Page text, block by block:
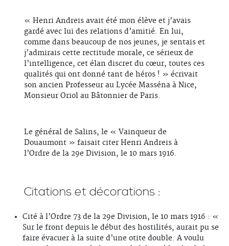
« Henri Andreis avait été mon élève et j’avais
gardé avec lui des relations d’amitié. En lui,
comme dans beaucoup de nos jeunes, je sentais et
j’admirais cette rectitude morale, ce sérieux de
l’intelligence, cet élan discret du cœur, toutes ces
qualités qui ont donné tant de héros ! » écrivait
son ancien Professeur au Lycée Masséna à Nice,
Monsieur Oriol au Bâtonnier de Paris.
Le général de Salins, le « Vainqueur de
Douaumont » faisait citer Henri Andreis à
l’Ordre de la 29e Division, le 10 mars 1916.
Citations et décorations :
Cité à l’Ordre 73 de la 29e Division, le 10 mars 1916 : «
Sur le front depuis le début des hostilités, aurait pu se
faire évacuer à la suite d’une otite double. A voulu